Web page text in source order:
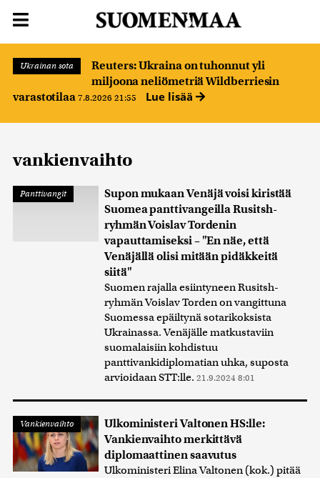
Ukrainan sota
Reuters: Ukraina on tuhonnut yli
miljoona neliömetriä Wildberriesin
varastotilaa 7.8.2026 21:55 Lue lisää
vankienvaihto
Panttivangit
Supon mukaan Venäjä voisi kiristää
Suomea panttivangeilla Rusitsh-
ryhmän Voislav Tordenin
vapauttamiseksi – "En näe, että
Venäjällä olisi mitään pidäkkeitä
siitä"
Suomen rajalla esiintyneen Rusitsh-
ryhmän Voislav Torden on vangittuna
Suomessa epäiltynä sotarikoksista
Ukrainassa. Venäjälle matkustaviin
suomalaisiin kohdistuu
panttivankidiplomatian uhka, suposta
arvioidaan STT:lle. 21.9.2024 8:01
Vankienvaihto
Ulkoministeri Valtonen HS:lle:
Vankienvaihto merkittävä
diplomaattinen saavutus
Ulkoministeri Elina Valtonen (kok.) pitää